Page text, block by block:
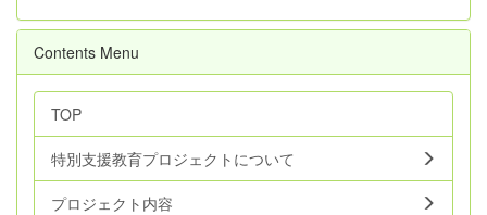
Contents Menu
TOP
特別支援教育プロジェクトについて
プロジェクト内容